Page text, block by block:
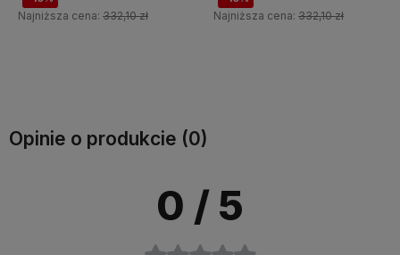
Najniższa cena: 332,10 zł Najniższa cena: 332,10 zł
Opinie o produkcie (0)
0 / 5